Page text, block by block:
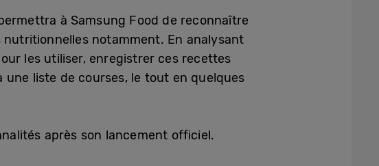
à Samsung Food de reconnaître
notamment. En analysant
les utiliser, enregistrer ces recettes
liste de courses, le tout en quelques
après son lancement officiel.